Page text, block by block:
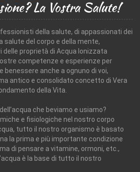
La Vostra Salute!
della salute, di appassionati dei
salute del corpo e della mente,
proprietà di Acqua Ionizzata
competenze e esperienze per
benessere anche a ognuno di voi,
antico e consolidato concetto di Vera
della Vita.
che beviamo e usiamo?
e fisiologiche nel nostro corpo
tutto il nostro organismo è basato
la prima e più importante condizione
di pensare a vitamine, ormoni, etc.,
è la base di tutto il nostro